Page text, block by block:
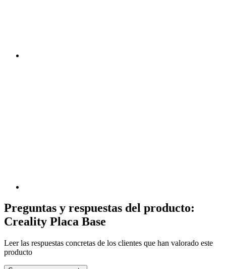
Preguntas y respuestas del producto:
Creality Placa Base
Leer las respuestas concretas de los clientes que han valorado este
producto